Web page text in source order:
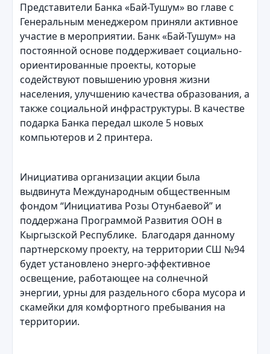
Представители Банка «Бай-Тушум» во главе с
Генеральным менеджером приняли активное
участие в мероприятии. Банк «Бай-Тушум» на
постоянной основе поддерживает социально-
ориентированные проекты, которые
содействуют повышению уровня жизни
населения, улучшению качества образования, а
также социальной инфраструктуры. В качестве
подарка Банка передал школе 5 новых
компьютеров и 2 принтера.
Инициатива организации акции была
выдвинута Международным общественным
фондом “Инициатива Розы Отунбаевой” и
поддержана Программой Развития ООН в
Кыргызской Республике. Благодаря данному
партнерскому проекту, на территории СШ №94
будет установлено энерго-эффективное
освещение, работающее на солнечной
энергии, урны для раздельного сбора мусора и
скамейки для комфортного пребывания на
территории.